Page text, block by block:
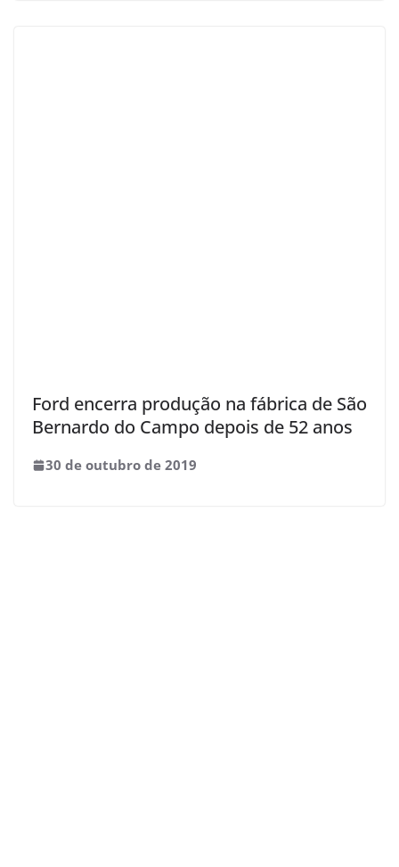
Ford encerra produção na fábrica de São
Bernardo do Campo depois de 52 anos
30 de outubro de 2019